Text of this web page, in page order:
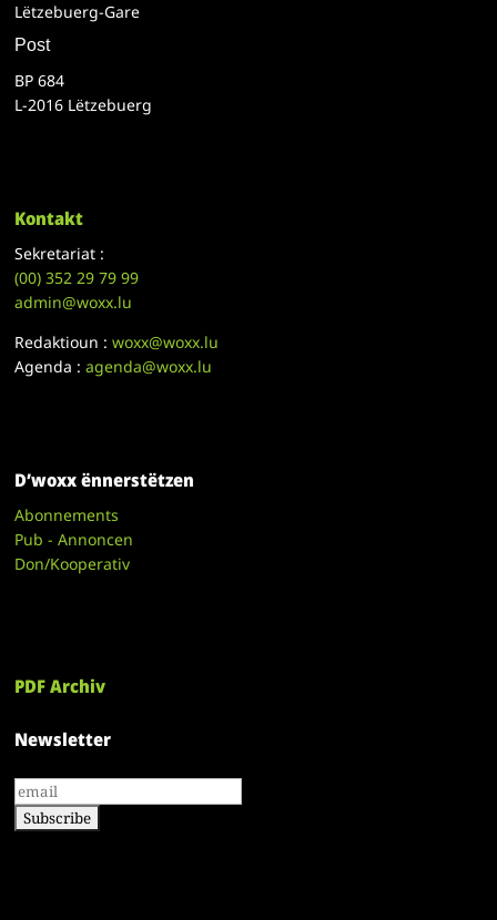
Lëtzebuerg-Gare
Post
BP 684
L-2016 Lëtzebuerg
Kontakt
Sekretariat :
(00)352 29 79 99
admin@woxx.lu
Redaktioun :woxx@woxx.lu
Agenda :agenda@woxx.lu
D’woxx ënnerstëtzen
Abonnements
Pub - Annoncen
Don/Kooperativ
PDF Archiv
Newsletter